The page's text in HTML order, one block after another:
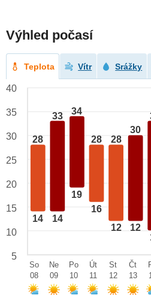
Výhled počasí
Teplota Vítr Srážky
28
14
33
14
34
19
28
16
28
12
30
12
40
35
30
25
20
15
10
5
So
08
Ne
09
Po
10
Út
11
St
12
Čt
13